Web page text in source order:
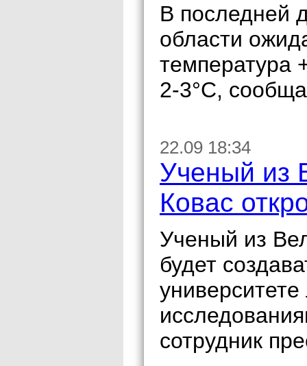
В последней
области
2-3°С,
22.09 18:34
Ученый из
Ковас
Ученый из
будет
сотрудник